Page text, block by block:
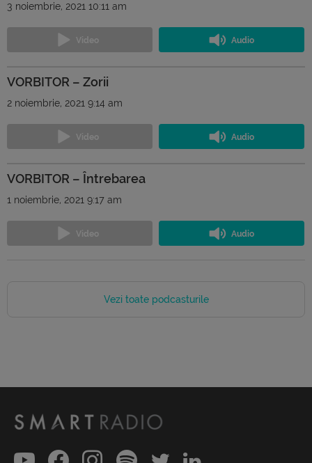
3 noiembrie, 2021 10:11 am
VORBITOR – Zorii
2 noiembrie, 2021 9:14 am
VORBITOR – Întrebarea
1 noiembrie, 2021 9:17 am
Vezi toate podcasturile